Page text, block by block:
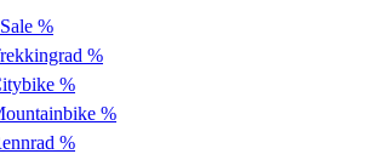
Sale %
%
%
%
%